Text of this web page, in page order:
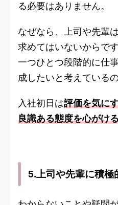
る必要はありません。
なぜなら、上司や先輩
求めてはいないからです
一つひとつ段階的に仕
成したいと考えているの
入社初日は評価を気に
良識ある態度を心がけ
5.上司や先輩に積極